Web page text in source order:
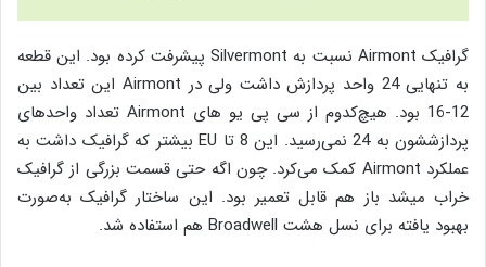
گرافیک Airmont نسبت به Silvermont پیشرفت کرده بود. این قطعه
به تنهایی 24 واحد پردازش داشت ولی در Airmont این تعداد بین
12-16 بود. هیچ‌کدوم از سی پی یو های Airmont تعداد واحد‌های
پردازششون به 24 نمی‌رسید. این 8 تا EU بیشتر که گرافیک داشت به
عملکرد Airmont کمک می‌کرد. چون اگه حتی قسمت بزرگی از گرافیک
خراب میشد باز هم قابل تعمیر بود. این ساختار گرافیک به‎‌صورت
بهبود یافته برای نسل هشت Broadwell هم استفاده شد.